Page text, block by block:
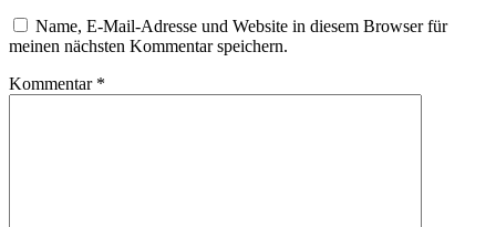
Name, E-Mail-Adresse und Website in diesem Browser für
meinen nächsten Kommentar speichern.
Kommentar *